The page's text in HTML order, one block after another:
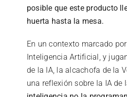
posible que este producto
huerta hasta la mesa.
En un contexto marcado
Inteligencia Artificial, y
de la IA, la alcachofa de la
una reflexión sobre la IA de